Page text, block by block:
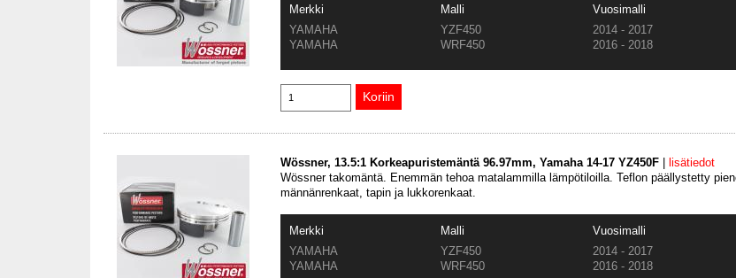
Merkki Malli
Vuosimalli
YAMAHA
YZF450
2014 - 2017
YAMAHA
WRF450 2016 - 2018
Wössner, 13.5:1 Korkeapuristemäntä 96.97mm, Yamaha 14-17 YZ450F
lisätiedot
Wössner takomäntä. Enemmän tehoa matalammilla lämpötiloilla. Teflon päällystetty
männänrenkaat, tapin ja lukkorenkaat.
Merkki Malli
Vuosimalli
YAMAHA
YZF450
2014 - 2017
YAMAHA
WRF450 2016 - 2018